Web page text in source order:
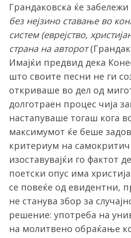
Грандаковска ќе
без нејзино ставање во
систем (еврејство,
страна на авторот
Имајќи предвид дека
што своите песни не ги
откриваше во дел од
долготраен процес чија
настапуваше тогаш кога
максимумот ќе беше
критериум на
изоставувајќи го фактот
поетски опус има
се повеќе од евидентни,
не станува збор за
решение: употреба на
на молитвено обраќање